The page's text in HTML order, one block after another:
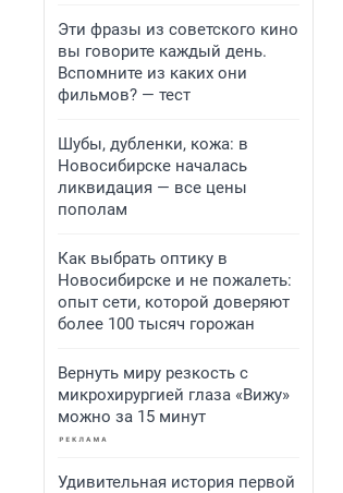
Эти фразы из советского кино
вы говорите каждый день.
Вспомните из каких они
фильмов? — тест
Шубы, дубленки, кожа: в
Новосибирске началась
ликвидация — все цены
пополам
Как выбрать оптику в
Новосибирске и не пожалеть:
опыт сети, которой доверяют
более 100 тысяч горожан
Вернуть миру резкость с
микрохирургией глаза «Вижу»
можно за 15 минут
Удивительная история первой